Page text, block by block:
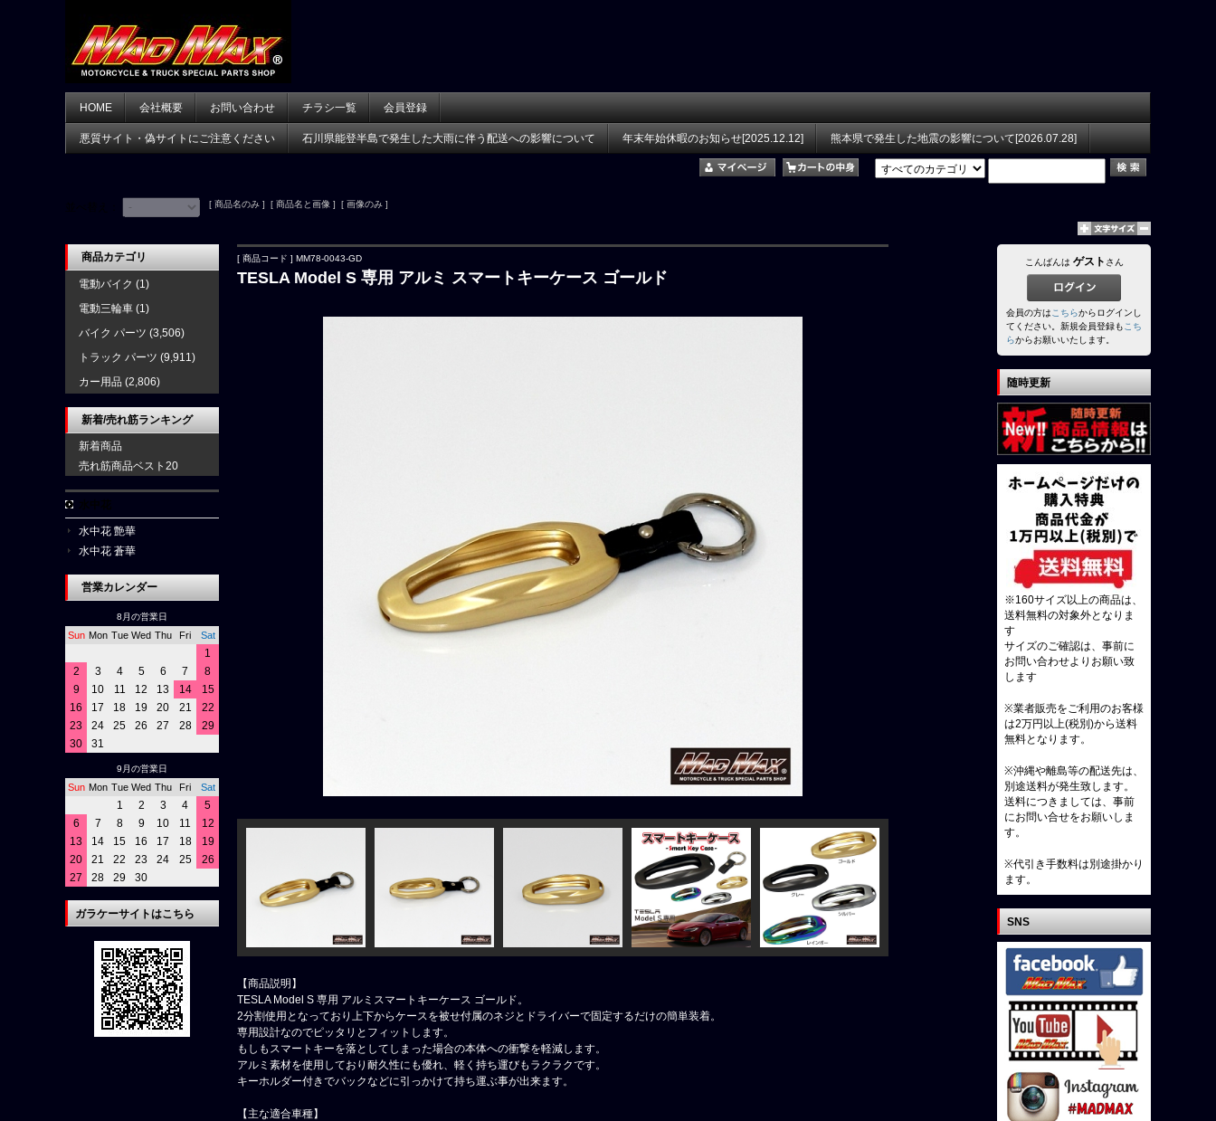
HOME 会社概要 お問い合わせ チラシ一覧 会員登録
悪質サイト・偽サイトにご注意ください 石川県能登半島で発生した大雨に伴う配送への影響について 年末年始休暇のお知らせ[2025.12.12] 熊本県で発生した地震の影響について[2026.07.28]
[ 商品名のみ ] [ 商品名と画像 ] [ 画像のみ ]
[ 商品コード ] MM78-0043-GD
TESLA Model S 専用 アルミ スマートキーケース ゴールド
【商品説明】
TESLA Model S 専用 アルミスマートキーケース ゴールド。
2分割使用となっており上下からケースを被せ付属のネジとドライバーで固定するだけの簡単装着。
専用設計なのでピッタリとフィットします。
もしもスマートキーを落としてしまった場合の本体への衝撃を軽減します。
アルミ素材を使用しており耐久性にも優れ、軽く持ち運びもラクラクです。
キーホルダー付きでバックなどに引っかけて持ち運ぶ事が出来ます。
【主な適合車種】
商品カテゴリ
電動バイク (1)
電動三輪車 (1)
バイク パーツ (3,506)
トラック パーツ (9,911)
カー用品 (2,806)
新着/売れ筋ランキング
新着商品
売れ筋商品ベスト20
水中花 艶華
水中花 蒼華
営業カレンダー
8月の営業日
Sun Mon Tue Wed Thu Fri Sat
1
2
3 4 5 6 7
8
9
10 11 12 13 14
15
16
17 18 19 20 21
22
23
24 25 26 27 28
29
30
31
9月の営業日
Sun Mon Tue Wed Thu Fri Sat
1 2 3 4
5
6
7 8 9 10 11
12
13
14 15 16 17 18
19
20
21 22 23 24 25
26
27
28 29 30
ガラケーサイトはこちら
こんばんは ゲスト さん
会員の方はこちらからログインし
てください。新規会員登録もこち
らからお願いいたします。
随時更新
※160サイズ以上の商品は、
送料無料の対象外となりま
す
サイズのご確認は、事前に
お問い合わせよりお願い致
します
※業者販売をご利用のお客様
は2万円以上(税別)から送料
無料となります。
※沖縄や離島等の配送先は、
別途送料が発生致します。
送料につきましては、事前
にお問い合せをお願いしま
す。
※代引き手数料は別途掛かり
ます。
SNS